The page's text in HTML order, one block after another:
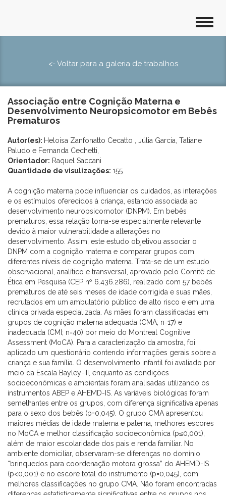
<- Voltar para a galeria de trabalhos
Associação entre Cognição Materna e
Desenvolvimento Neuropsicomotor em Bebês
Prematuros
Autor(es): Heloisa Zanfonatto Cecatto , Júlia Garcia, Tatiane
Paludo e Fernanda Cechetti,
Orientador: Raquel Saccani
Quantidade de visulizações: 155
A cognição materna pode influenciar os cuidados, as interações
e os estímulos oferecidos à criança, estando associada ao
desenvolvimento neuropsicomotor (DNPM). Em bebês
prematuros, essa relação torna-se especialmente relevante
devido à maior vulnerabilidade a alterações no
desenvolvimento. Assim, este estudo objetivou associar o
DNPM com a cognição materna e comparar grupos com
diferentes níveis de cognição materna. Trata-se de um estudo
observacional, analítico e transversal, aprovado pelo Comitê de
Ética em Pesquisa (CEP nº 6.436.286), realizado com 57 bebês
prematuros de até seis meses de idade corrigida e suas mães,
recrutados em um ambulatório público de alto risco e em uma
clínica privada especializada. As mães foram classificadas em
grupos de cognição materna adequada (CMA; n=17) e
inadequada (CMI; n=40) por meio do Montreal Cognitive
Assessment (MoCA). Para a caracterização da amostra, foi
aplicado um questionário contendo informações gerais sobre a
criança e sua família. O desenvolvimento infantil foi avaliado por
meio da Escala Bayley-III, enquanto as condições
socioeconômicas e ambientais foram analisadas utilizando os
instrumentos ABEP e AHEMD-IS. As variáveis biológicas foram
semelhantes entre os grupos, com diferença significativa apenas
para o sexo dos bebês (p=0,045). O grupo CMA apresentou
maiores médias de idade materna e paterna, melhores escores
no MoCA e melhor classificação socioeconômica (p≤0,001),
além de maior escolaridade dos pais e renda familiar. No
ambiente domiciliar, observaram-se diferenças no domínio
“brinquedos para coordenação motora grossa” do AHEMD-IS
(p<0,001) e no escore total do instrumento (p=0,045), com
melhores classificações no grupo CMA. Não foram encontradas